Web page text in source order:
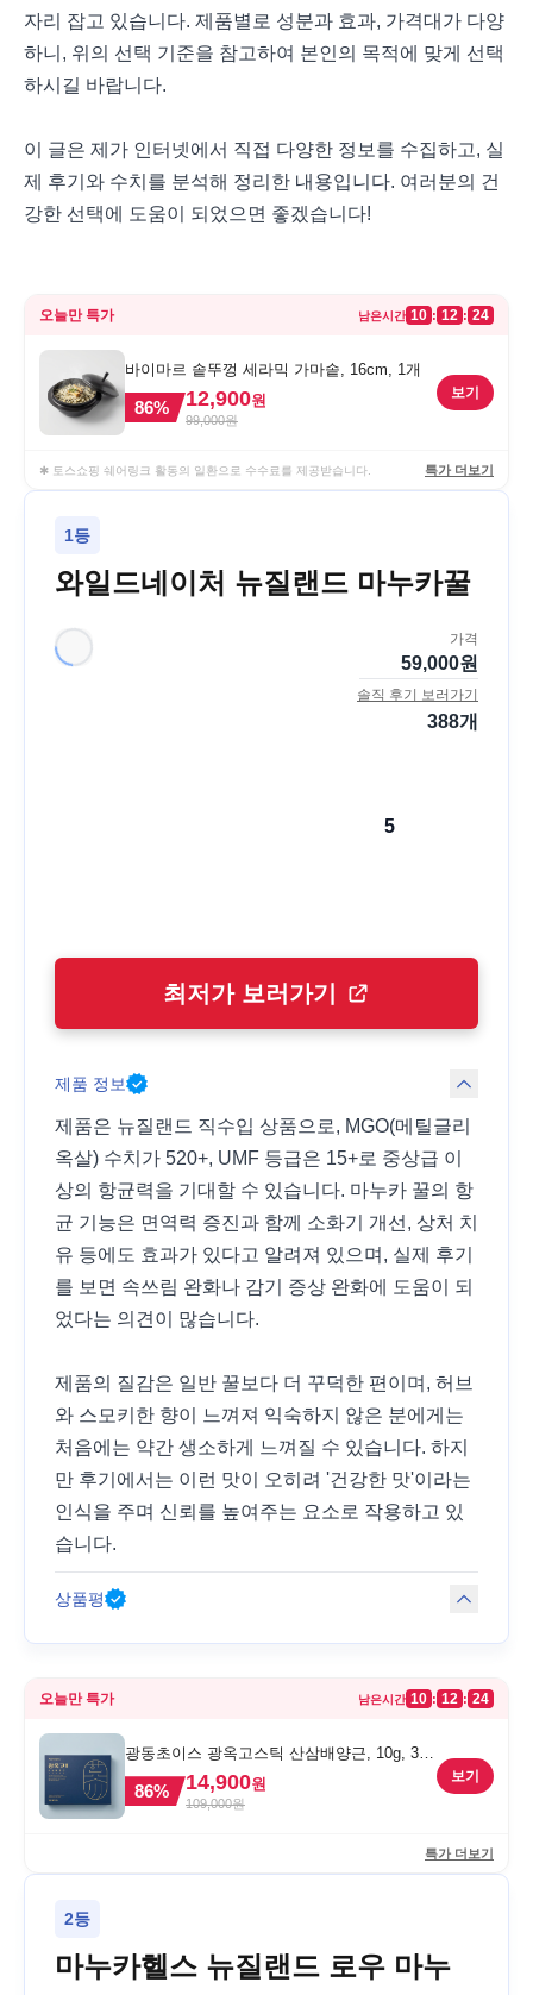
자리 잡고 있습니다. 제품별로 성분과 효과, 가격대가 다양
하니, 위의 선택 기준을 참고하여 본인의 목적에 맞게 선택
하시길 바랍니다.
이 글은 제가 인터넷에서 직접 다양한 정보를 수집하고, 실
제 후기와 수치를 분석해 정리한 내용입니다. 여러분의 건
강한 선택에 도움이 되었으면 좋겠습니다!
오늘만 특가 남은시간 10 : 12 : 24
바이마르 솥뚜껑 세라믹 가마솥, 16cm, 1개
86% 12,900원
99,000원
보기
✱ 토스쇼핑 쉐어링크 활동의 일환으로 수수료를 제공받습니다. 특가 더보기
1등
와일드네이처 뉴질랜드 마누카꿀
가격
59,000원
솔직 후기 보러가기
388개
5
최저가 보러가기
제품 정보
제품은 뉴질랜드 직수입 상품으로, MGO(메틸글리
옥살) 수치가 520+, UMF 등급은 15+로 중상급 이
상의 항균력을 기대할 수 있습니다. 마누카 꿀의 항
균 기능은 면역력 증진과 함께 소화기 개선, 상처 치
유 등에도 효과가 있다고 알려져 있으며, 실제 후기
를 보면 속쓰림 완화나 감기 증상 완화에 도움이 되
었다는 의견이 많습니다.
제품의 질감은 일반 꿀보다 더 꾸덕한 편이며, 허브
와 스모키한 향이 느껴져 익숙하지 않은 분에게는
처음에는 약간 생소하게 느껴질 수 있습니다. 하지
만 후기에서는 이런 맛이 오히려 '건강한 맛'이라는
인식을 주며 신뢰를 높여주는 요소로 작용하고 있
습니다.
상품평
오늘만 특가 남은시간 10 : 12 : 24
광동초이스 광옥고스틱 산삼배양근, 10g, 30
포, 1개
86% 14,900원
109,000원
보기
특가 더보기
2등
마누카헬스 뉴질랜드 로우 마누